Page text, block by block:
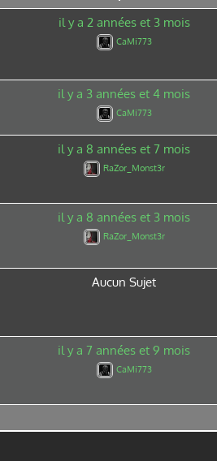
il y a 2 années et 3 mois
CaMi773
il y a 3 années et 4 mois
CaMi773
il y a 8 années et 7 mois
RaZor_Monst3r
il y a 8 années et 3 mois
RaZor_Monst3r
Aucun Sujet
il y a 7 années et 9 mois
CaMi773